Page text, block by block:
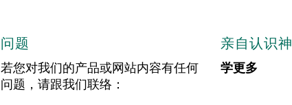
问题
若您对我们的产品或网站内容有任何
问题，请跟我们联络：
亲自认识神
学更多